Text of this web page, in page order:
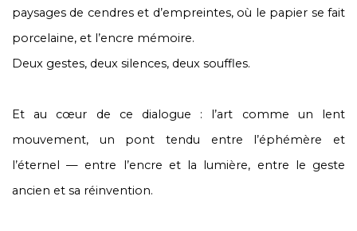
paysages de cendres et d’empreintes, où le papier se fait
porcelaine, et l’encre mémoire.
Deux gestes, deux silences, deux souffles.
Et au cœur de ce dialogue : l’art comme un lent
mouvement, un pont tendu entre l’éphémère et
l’éternel — entre l’encre et la lumière, entre le geste
ancien et sa réinvention.